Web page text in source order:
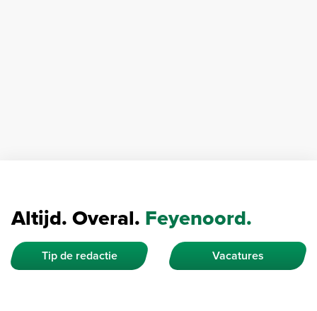
Altijd. Overal. Feyenoord.
Tip de redactie Vacatures